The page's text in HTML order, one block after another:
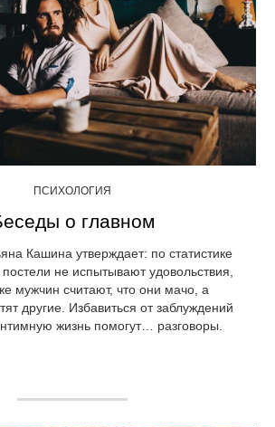
ПСИХОЛОГИЯ
о главном
Кашина утверждает: по статистике
не испытывают удовольствия,
мужчин считают, что они мачо, а
другие. Избавиться от заблуждений
жизнь помогут… разговоры.